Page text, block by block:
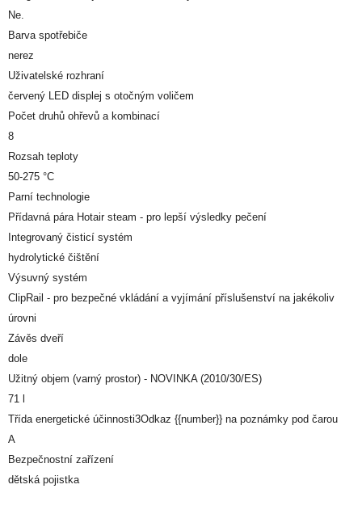
Ne.
Barva spotřebiče
nerez
Uživatelské rozhraní
červený LED displej s otočným voličem
Počet druhů ohřevů a kombinací
8
Rozsah teploty
50-275 °C
Parní technologie
Přídavná pára Hotair steam - pro lepší výsledky pečení
Integrovaný čisticí systém
hydrolytické čištění
Výsuvný systém
ClipRail - pro bezpečné vkládání a vyjímání příslušenství na jakékoliv
úrovni
Závěs dveří
dole
Užitný objem (varný prostor) - NOVINKA (2010/30/ES)
71 l
Třída energetické účinnosti3Odkaz {{number}} na poznámky pod čarou
A
Bezpečnostní zařízení
dětská pojistka